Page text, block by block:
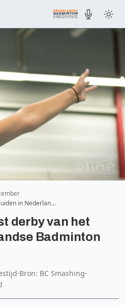
in Nederlan…
derby van het
Badminton
·Bron: BC Smashing·